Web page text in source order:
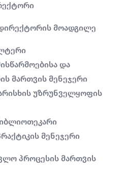
მოადგილე
და
მართვის მენეჯერი
უზრუნველყოფის
მენეჯერი
პროცესის მართვის